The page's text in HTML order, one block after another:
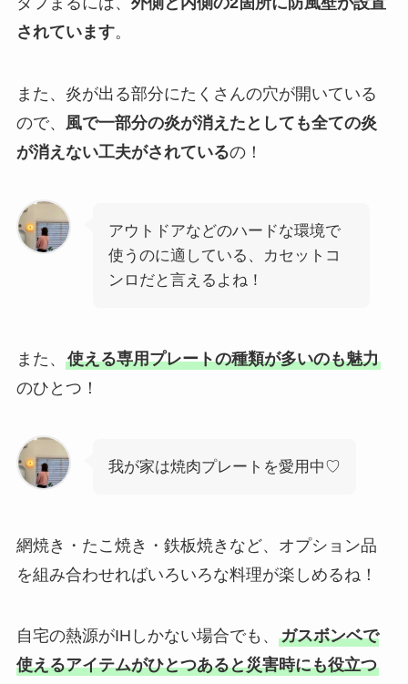
されています。
また、炎が出る部分にたくさんの穴が開いている
ので、 風で一部分の炎が消えたとしても全ての炎
が消えない工夫がされているの！
アウトドアなどのハードな環境で
使うのに適している、カセットコ
ンロだと言えるよね！
また、 使える専用プレートの種類が多いのも魅力
のひとつ！
我が家は焼肉プレートを愛用中♡
網焼き・たこ焼き・鉄板焼きなど、オプション品
を組み合わせればいろいろな料理が楽しめるね！
自宅の熱源がIHしかない場合でも、 ガスボンベで
使えるアイテムがひとつあると災害時にも役立つ